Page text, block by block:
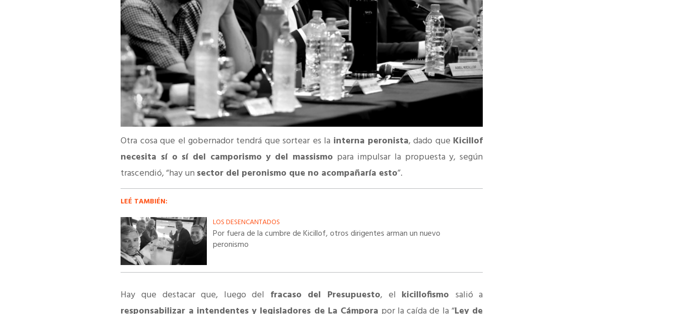
Otra cosa que el gobernador tendrá que sortear es la interna peronista, dado que Kicillof
necesita sí o sí del camporismo y del massismo para impulsar la propuesta y, según
trascendió, “hay un sector del peronismo que no acompañaría esto”.
LEÉ TAMBIÉN:
LOS DESENCANTADOS
Por fuera de la cumbre de Kicillof, otros dirigentes arman un nuevo
peronismo
Hay que destacar que, luego del fracaso del Presupuesto, el kicillofismo salió a